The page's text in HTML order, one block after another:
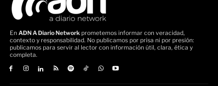
En ADN A Diario Network prometemos informar con veracidad,
contexto y responsabilidad. No publicamos por prisa ni por presión:
publicamos para servir al lector con información útil, clara, ética y
completa.